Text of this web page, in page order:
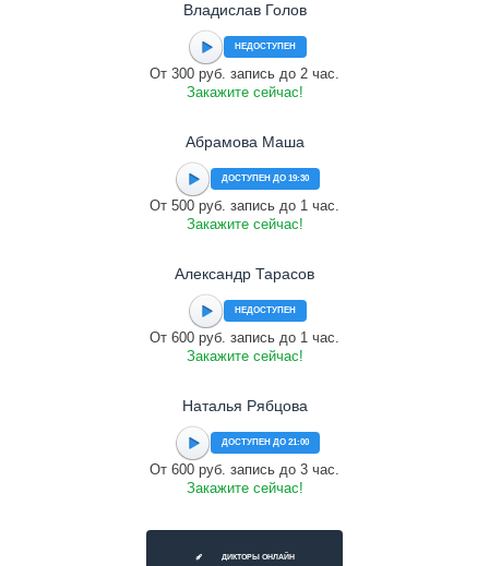
Владислав Голов
НЕДОСТУПЕН
От 300 руб. запись до 2 час.
Закажите сейчас!
Абрамова Маша
ДОСТУПЕН ДО 19:30
От 500 руб. запись до 1 час.
Закажите сейчас!
Александр Тарасов
НЕДОСТУПЕН
От 600 руб. запись до 1 час.
Закажите сейчас!
Наталья Рябцова
ДОСТУПЕН ДО 21:00
От 600 руб. запись до 3 час.
Закажите сейчас!
ДИКТОРЫ ОНЛАЙН